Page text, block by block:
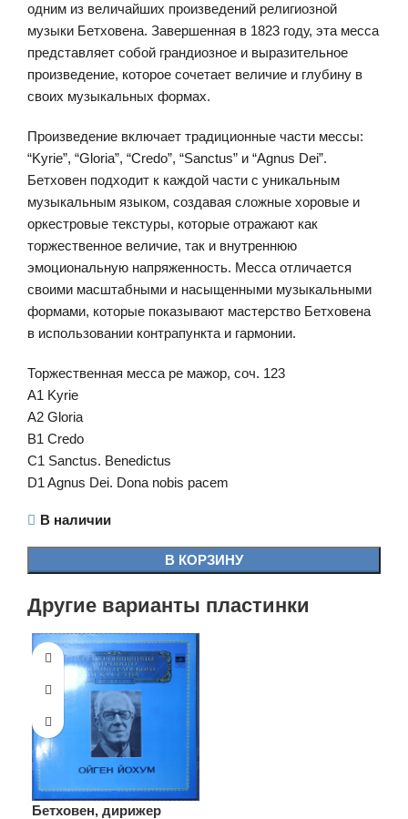
одним из величайших произведений религиозной
музыки Бетховена. Завершенная в 1823 году, эта месса
представляет собой грандиозное и выразительное
произведение, которое сочетает величие и глубину в
своих музыкальных формах.
Произведение включает традиционные части мессы:
“Kyrie”, “Gloria”, “Credo”, “Sanctus” и “Agnus Dei”.
Бетховен подходит к каждой части с уникальным
музыкальным языком, создавая сложные хоровые и
оркестровые текстуры, которые отражают как
торжественное величие, так и внутреннюю
эмоциональную напряженность. Месса отличается
своими масштабными и насыщенными музыкальными
формами, которые показывают мастерство Бетховена
в использовании контрапункта и гармонии.
Торжественная месса ре мажор, соч. 123
A1 Kyrie
A2 Gloria
B1 Credo
C1 Sanctus. Benedictus
D1 Agnus Dei. Dona nobis pacem
В наличии
В КОРЗИНУ
Другие варианты пластинки
Бетховен, дирижер